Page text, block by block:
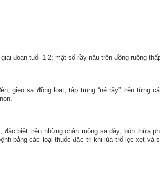
giai đoạn tuổi 1-2; mật số rầy nâu trên đồng ruộng
gieo sạ đồng loạt, tập trung “né rầy” trên từng
đặc biệt trên những chân ruộng sạ dày, bón thừa
bằng các loại thuốc đặc trị khi lúa trổ lẹc xẹt và